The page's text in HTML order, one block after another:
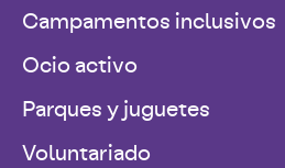
Campamentos inclusivos
Ocio activo
Parques y juguetes
Voluntariado